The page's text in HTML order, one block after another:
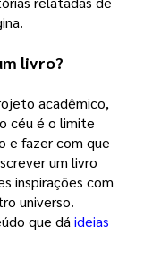
livro?
acadêmico,
céu é o limite
e fazer com que
um livro
inspirações com
universo.
que dá ideias